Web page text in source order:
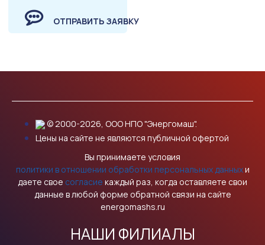
ОТПРАВИТЬ ЗАЯВКУ
© 2000-2026, ООО НПО "Энергомаш".
Цены на сайте не являются публичной офертой
Вы принимаете условия
политики в отношении обработки персональных данныхи
даете свое согласие каждый раз, когда оставляете свои
данные в любой форме обратной связи на сайте
energomashs.ru
НАШИ ФИЛИАЛЫ